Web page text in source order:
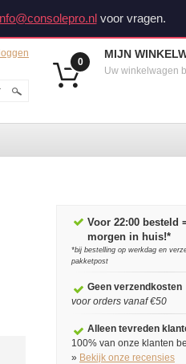
voor vragen.
0
MIJN
Uw winkelwagen
Voor 22:00 besteld
morgen in huis!*
*bij bestelling op werkdag en
pakketpost
Geen verzendkosten
voor orders vanaf €50
Alleen tevreden
100% van onze klanten
» Bekijk onze recensies